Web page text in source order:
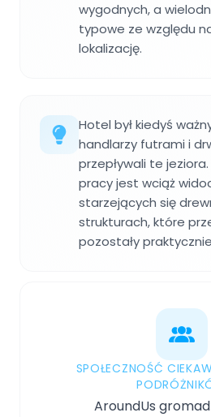
wygodnych, a
typowe ze względu
lokalizację.
Hotel był kiedyś
handlarzy futrami i
przepływali te
pracy jest wciąż
starzejących się
strukturach, które
pozostały
SPOŁECZNOŚĆ
AroundUs